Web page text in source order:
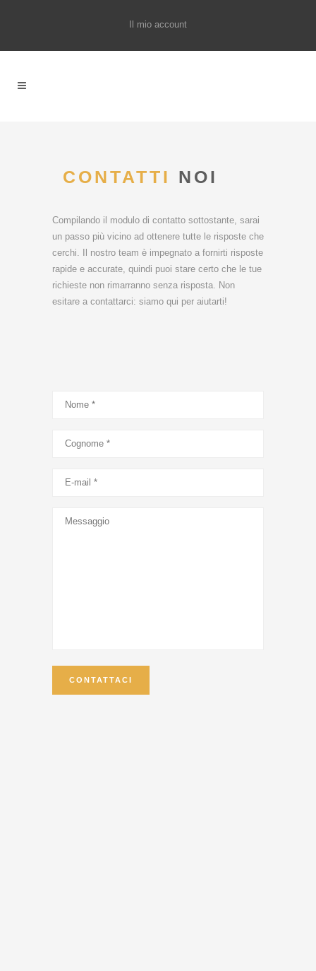
Il mio account
 CONTATTI NOI
Compilando il modulo di contatto sottostante, sarai
un passo più vicino ad ottenere tutte le risposte che
cerchi. Il nostro team è impegnato a fornirti risposte
rapide e accurate, quindi puoi stare certo che le tue
richieste non rimarranno senza risposta. Non
esitare a contattarci: siamo qui per aiutarti!